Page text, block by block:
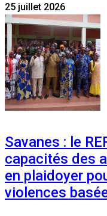
25 juillet 2026
Savanes : le
capacités des
en plaidoyer
violences